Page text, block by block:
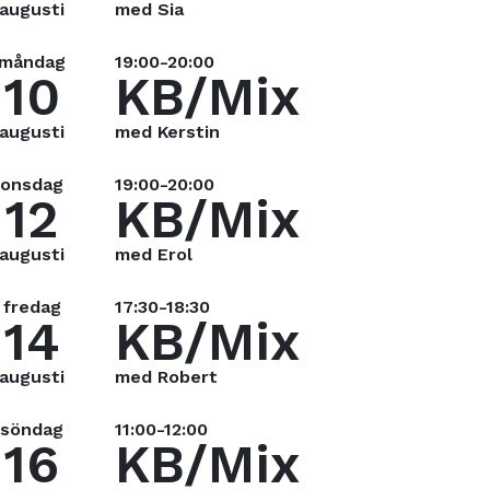
augusti med Sia
10
augusti
19:00-20:00
KB/Mix
med Kerstin
onsdag
12
augusti
19:00-20:00
KB/Mix
med Erol
fredag
14
augusti
17:30-18:30
KB/Mix
med Robert
söndag
16
11:00-12:00
KB/Mix